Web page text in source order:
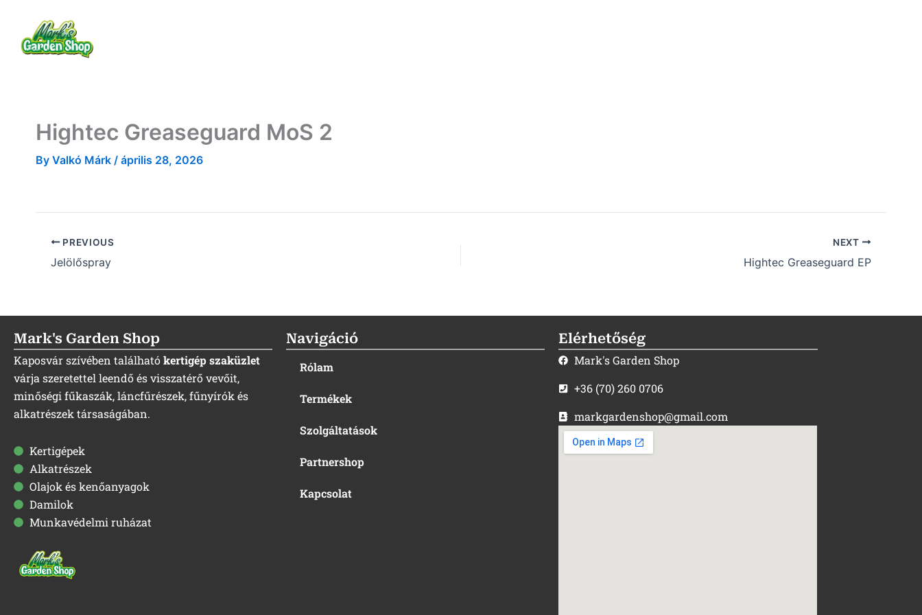
content
Hightec Greaseguard MoS 2
By Valkó Márk / április 28, 2026
PREVIOUS
Jelölőspray
NEXT
Hightec Greaseguard EP
Mark's Garden Shop
Kaposvár szívében találhatókertigép szaküzlet
várja szeretettel leendő és visszatérő vevőit,
minőségi fűkaszák, láncfűrészek, fűnyírók és
alkatrészek társaságában.
Kertigépek
Alkatrészek
Olajok és kenőanyagok
Damilok
Munkavédelmi ruházat
Navigáció
Rólam
Termékek
Szolgáltatások
Partnershop
Kapcsolat
Elérhetőség
Mark's Garden Shop
+36 (70) 260 0706
markgardenshop@gmail.com